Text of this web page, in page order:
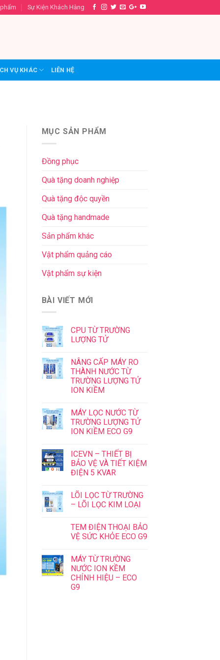
Sự Kiện Khách Hàng
VỤ KHÁC LIÊN HỆ
MỤC SẢN PHẨM
Đồng phục
Quà tặng doanh nghiệp
Quà tặng độc quyền
Quà tặng handmade
Sản phẩm khác
Vật phẩm quảng cáo
Vật phẩm sự kiện
BÀI VIẾT MỚI
CPU TỪ TRƯỜNG
LƯỢNG TỬ
NÂNG CẤP MÁY RO
THÀNH NƯỚC TỪ
TRƯỜNG LƯỢNG TỬ
ION KIỀM
MÁY LỌC NƯỚC TỪ
TRƯỜNG LƯỢNG TỬ
ION KIỀM ECO G9
ICEVN – THIẾT BỊ
BẢO VỆ VÀ TIẾT KIỆM
ĐIỆN 5 KVAR
LÕI LỌC TỪ TRƯỜNG
– LÕI LỌC KIM LOẠI
TEM ĐIỆN THOẠI BẢO
VỆ SỨC KHỎE ECO G9
MÁY TỪ TRƯỜNG
NƯỚC ION KỀM
CHÍNH HIỆU – ECO
G9